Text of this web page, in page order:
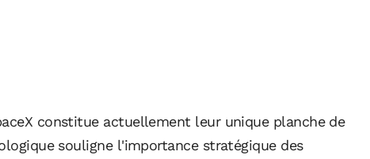
constitue actuellement leur unique planche de
souligne l'importance stratégique des